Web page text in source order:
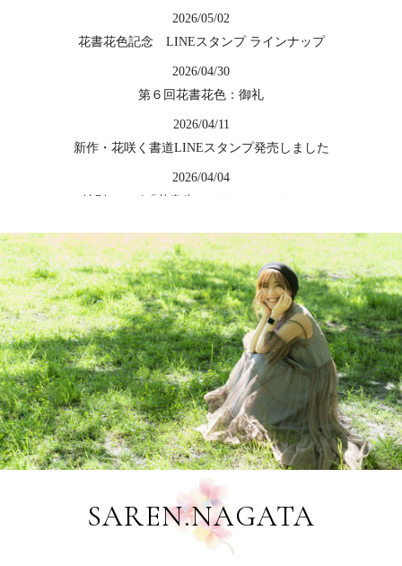
2026/05/02
花書花色記念 LINEスタンプ ラインナップ
2026/04/30
第６回花書花色：御礼
2026/04/11
新作・花咲く書道LINEスタンプ発売しました
2026/04/04
2026/04/04
LINEシリーズ初・絵文字を発売しました
2026/03/12
第６回生徒展覧会[花書花色2026]ご案内
2026/02/21
花咲く書道認定講師18期スタートのお知らせ
2026/02/10
新作・花咲く書道LINEスタンプ発売しました
2026/01/16
＜体験レッスン＞２月３月のご案内/永田紗戀会員レッスン
2026/01/16
＜作品提供＞浦安新聞・元旦号題字デザイン
2026/01/16
SAREN.NAGATA